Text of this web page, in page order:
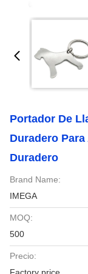
Portador De
Duradero
Duradero
Brand Name:
IMEGA
MOQ:
500
Precio: